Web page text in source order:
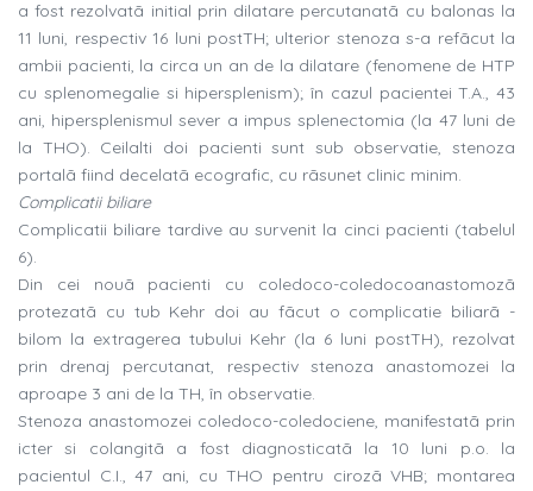
a fost rezolvatã initial prin dilatare percutanatã cu balonas la
11 luni, respectiv 16 luni postTH; ulterior stenoza s-a refãcut la
ambii pacienti, la circa un an de la dilatare (fenomene de HTP
cu splenomegalie si hipersplenism); în cazul pacientei T.A., 43
ani, hipersplenismul sever a impus splenectomia (la 47 luni de
la THO). Ceilalti doi pacienti sunt sub observatie, stenoza
portalã fiind decelatã ecografic, cu rãsunet clinic minim.
Complicatii biliare
Complicatii biliare tardive au survenit la cinci pacienti (tabelul
6).
Din cei nouã pacienti cu coledoco-coledocoanastomozã
protezatã cu tub Kehr doi au fãcut o complicatie biliarã -
bilom la extragerea tubului Kehr (la 6 luni postTH), rezolvat
prin drenaj percutanat, respectiv stenoza anastomozei la
aproape 3 ani de la TH, în observatie.
Stenoza anastomozei coledoco-coledociene, manifestatã prin
icter si colangitã a fost diagnosticatã la 10 luni p.o. la
pacientul C.I., 47 ani, cu THO pentru cirozã VHB; montarea